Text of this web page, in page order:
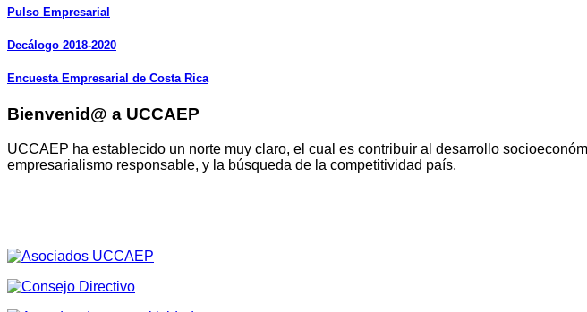
Pulso Empresarial
Decálogo 2018-2020
Encuesta Empresarial de Costa Rica
Bienvenid@ a UCCAEP
UCCAEP ha establecido un norte muy claro, el cual es contribuir al desarrollo
empresarialismo responsable, y la búsqueda de la competitividad país.